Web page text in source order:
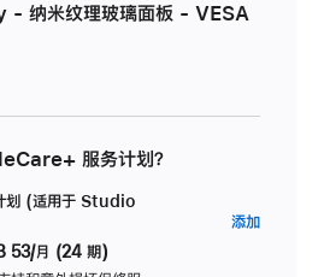
纳米纹理玻璃面板 - VESA
服务计划？
划 (适用于 Studio
53/月 (24 期)
添加